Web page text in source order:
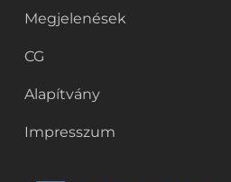
Megjelenések
CG
Alapítvány
Impresszum